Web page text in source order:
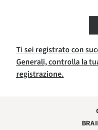
Ti sei registrato con
Generali, controlla la
registrazione.